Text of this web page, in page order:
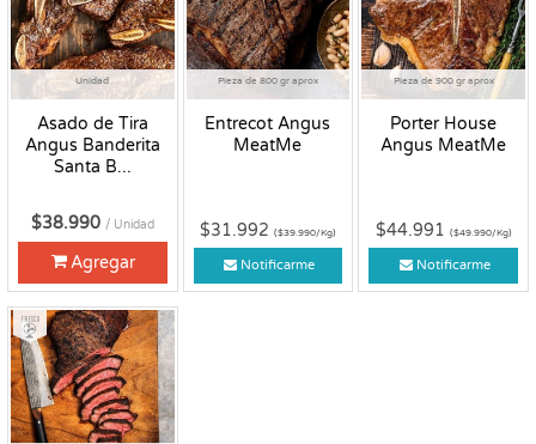
Unidad
Asado de Tira
Angus Banderita
Santa B...
$38.990 / Unidad
Agregar
Pieza de 800 gr aprox
Entrecot Angus
MeatMe
$31.992 ($39.990/Kg)
Notificarme
Pieza de 900 gr aprox
Porter House
Angus MeatMe
$44.991 ($49.990/Kg)
Notificarme
Fresco